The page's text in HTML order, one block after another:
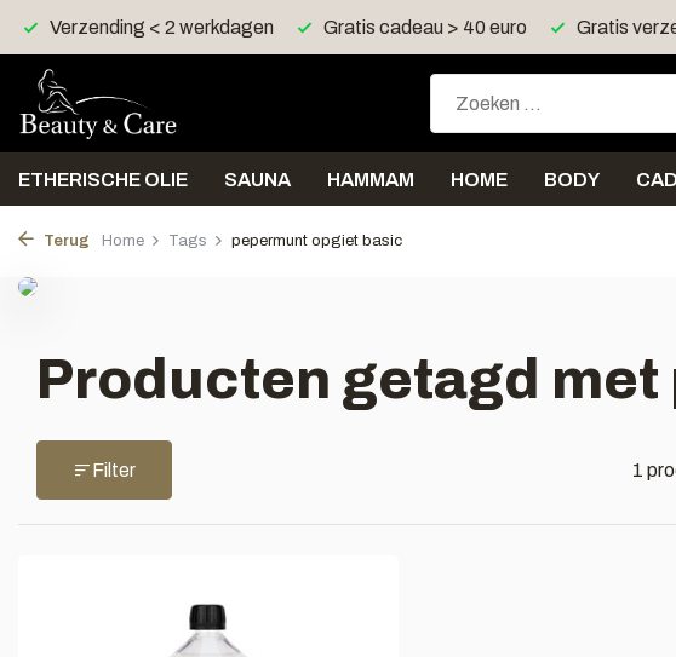
Verzending < 2 werkdagen Gratis cadeau > 40 euro Gratis
ETHERISCHE OLIE SAUNA HAMMAM HOME BODY
Terug Home Tags pepermunt opgiet basic
Producten getagd
Filter 1